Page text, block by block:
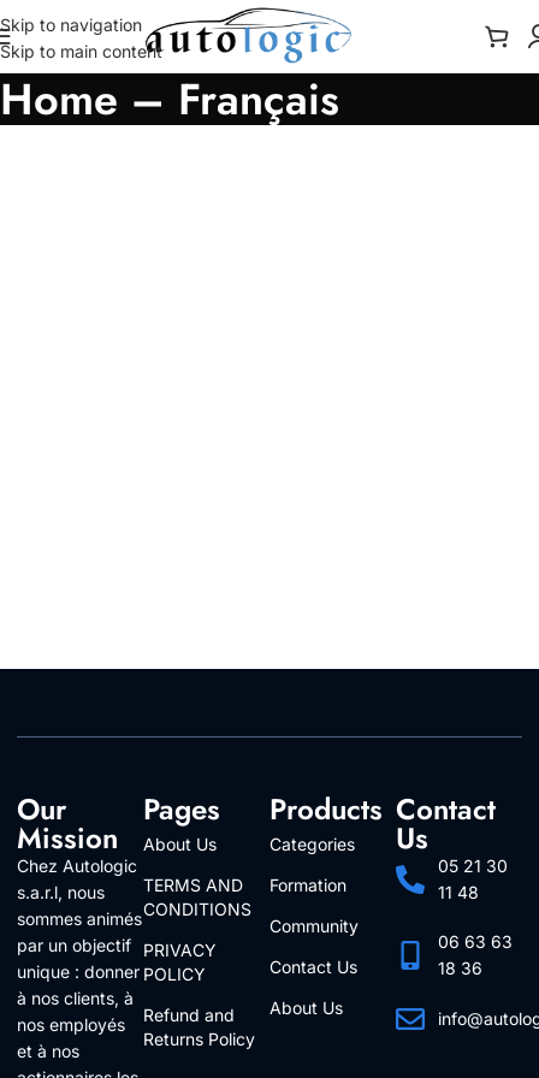
Skip to navigation
Skip to main content
Home – Français
Our
Mission
Chez Autologic
s.a.r.l, nous
sommes animés
par un objectif
unique : donner
à nos clients, à
nos employés
et à nos
Pages
About Us
TERMS AND
CONDITIONS
PRIVACY
POLICY
Refund and
Returns Policy
Products
Categories
Formation
Community
Contact Us
About Us
Contact
Us
05 21 30
11 48
06 63 63
18 36